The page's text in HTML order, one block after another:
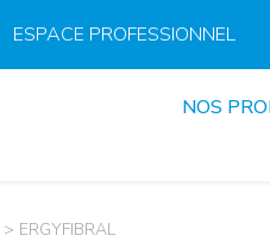
ESPACE PROFESSIONNEL
NOS
> ERGYFIBRAL